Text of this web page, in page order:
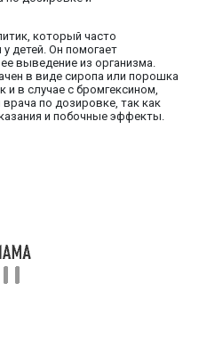
который часто
детей. Он помогает
выведение из организма.
в виде сиропа или порошка
и в случае с бромгексином,
по дозировке, так как
и побочные эффекты.